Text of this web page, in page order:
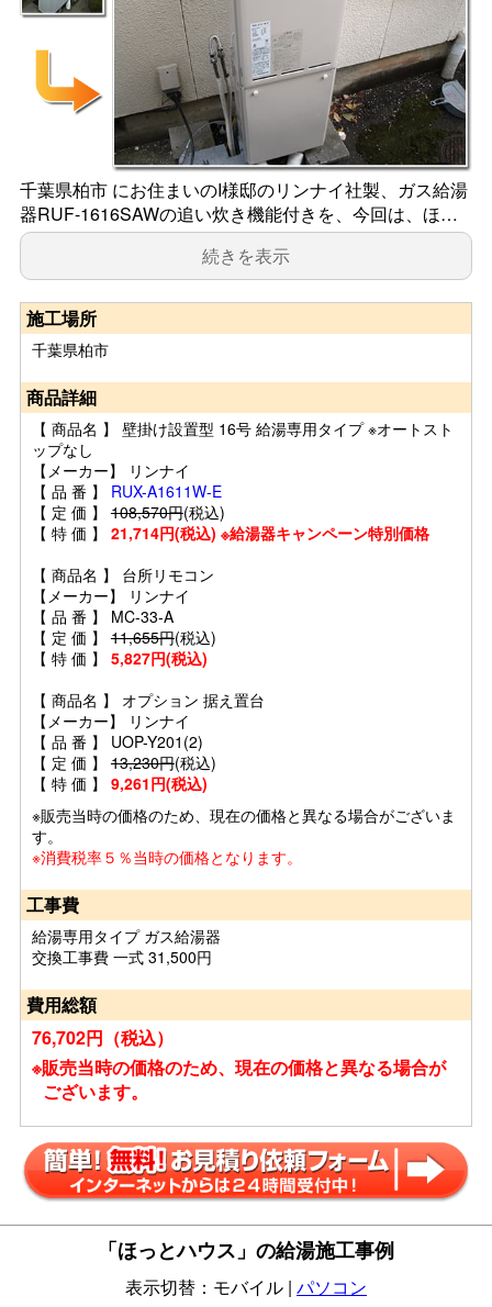
千葉県柏市 にお住まいのI様邸のリンナイ社製、ガス給湯
器RUF-1616SAWの追い炊き機能付きを、今回は、ほ…
続きを表示
施工場所
千葉県柏市
商品詳細
【 商品名 】 壁掛け設置型 16号 給湯専用タイプ ※オートスト
ップなし
【メーカー】 リンナイ
【 品 番 】 RUX-A1611W-E
【 定 価 】 108,570円(税込)
【 特 価 】 21,714円(税込) ※給湯器キャンペーン特別価格
【 商品名 】 台所リモコン
【メーカー】 リンナイ
【 品 番 】 MC-33-A
【 定 価 】 11,655円(税込)
【 特 価 】 5,827円(税込)
【 商品名 】 オプション 据え置台
【メーカー】 リンナイ
【 品 番 】 UOP-Y201(2)
【 定 価 】 13,230円(税込)
【 特 価 】 9,261円(税込)
※販売当時の価格のため、現在の価格と異なる場合がございま
す。
※消費税率５％当時の価格となります。
工事費
給湯専用タイプ ガス給湯器
交換工事費 一式 31,500円
費用総額
76,702円（税込）
※販売当時の価格のため、現在の価格と異なる場合が
ございます。
「ほっとハウス」の給湯施工事例
表示切替：モバイル | パソコン